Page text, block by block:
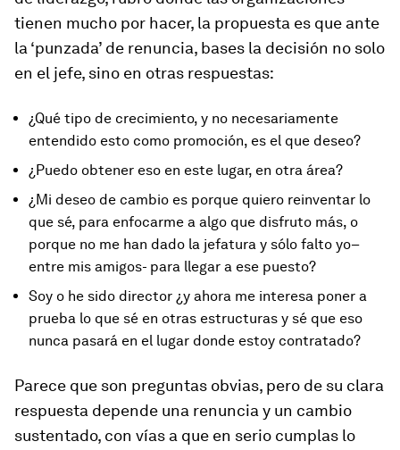
tienen mucho por hacer, la propuesta es que ante
la ‘punzada’ de renuncia, bases la decisión no solo
en el jefe, sino en otras respuestas:
¿Qué tipo de crecimiento, y no necesariamente
entendido esto como promoción, es el que deseo?
¿Puedo obtener eso en este lugar, en otra área?
¿Mi deseo de cambio es porque quiero reinventar lo
que sé, para enfocarme a algo que disfruto más, o
porque no me han dado la jefatura y sólo falto yo–
entre mis amigos- para llegar a ese puesto?
Soy o he sido director ¿y ahora me interesa poner a
prueba lo que sé en otras estructuras y sé que eso
nunca pasará en el lugar donde estoy contratado?
Parece que son preguntas obvias, pero de su clara
respuesta depende una renuncia y un cambio
sustentado, con vías a que en serio cumplas lo